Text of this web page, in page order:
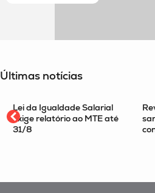
Últimas notícias
até
Revisão tarifária no
saneamento é tema de
consulta pública da ANA